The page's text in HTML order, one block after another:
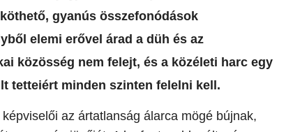
gyanús összefonódások
elemi erővel árad a düh és az
közösség nem felejt, és a közéleti harc egy
tetteiért minden szinten felelni kell.
az ártatlanság álarca mögé bújnak,